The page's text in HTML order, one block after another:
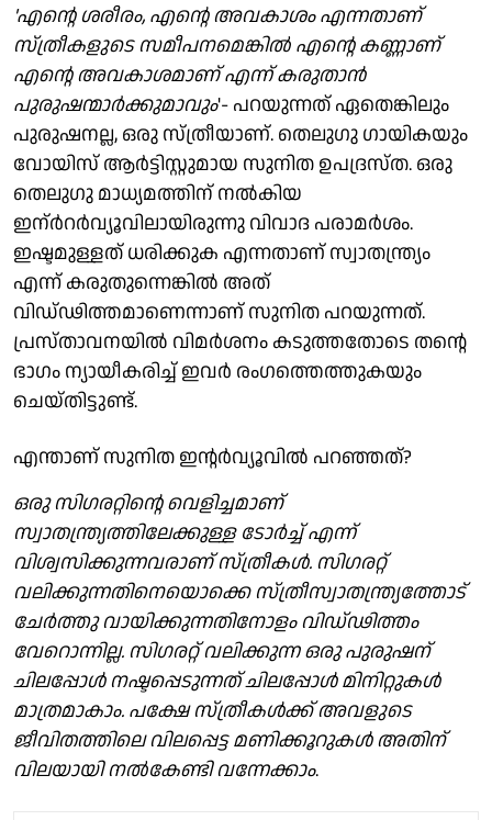
'എന്റെ ശരീരം, എന്റെ അവകാശം എന്നതാണ്
സ്ത്രീകളുടെ സമീപനമെങ്കിൽ എന്റെ കണ്ണാണ്
എന്റെ അവകാശമാണ് എന്ന് കരുതാൻ
പുരുഷന്മാർക്കുമാവും'- പറയുന്നത് ഏതെങ്കിലും
പുരുഷനല്ല, ഒരു സ്ത്രീയാണ്. തെലുഗു ഗായികയും
വോയിസ് ആർട്ടിസ്റ്റുമായ സുനിത ഉപദ്രസ്ത. ഒരു
തെലുഗു മാധ്യമത്തിന് നൽകിയ
ഇന്ർറർവ്യൂവിലായിരുന്നു വിവാദ പരാമർശം.
ഇഷ്ടമുള്ളത് ധരിക്കുക എന്നതാണ് സ്വാതന്ത്ര്യം
എന്ന് കരുതുന്നെങ്കിൽ അത്
വിഡ്ഢിത്തമാണെന്നാണ് സുനിത പറയുന്നത്.
പ്രസ്താവനയിൽ വിമർശനം കടുത്തതോടെ തന്റെ
ഭാഗം ന്യായീകരിച്ച് ഇവർ രംഗത്തെത്തുകയും
ചെയ്തിട്ടുണ്ട്.
എന്താണ് സുനിത ഇന്റർവ്യൂവിൽ പറഞ്ഞത്?
ഒരു സിഗരറ്റിന്റെ വെളിച്ചമാണ്
സ്വാതന്ത്ര്യത്തിലേക്കുള്ള ടോർച്ച് എന്ന്
വിശ്വസിക്കുന്നവരാണ് സ്ത്രീകൾ. സിഗരറ്റ്
വലിക്കുന്നതിനെയൊക്കെ സ്ത്രീസ്വാതന്ത്ര്യത്തോട്
ചേർത്തു വായിക്കുന്നതിനോളം വിഡ്ഢിത്തം
വേറൊന്നില്ല. സിഗരറ്റ് വലിക്കുന്ന ഒരു പുരുഷന്
ചിലപ്പോൾ നഷ്ടപ്പെടുന്നത് ചിലപ്പോൾ മിനിറ്റുകൾ
മാത്രമാകാം. പക്ഷേ സ്ത്രീകൾക്ക് അവളുടെ
ജീവിതത്തിലെ വിലപ്പെട്ട മണിക്കൂറുകൾ അതിന്
വിലയായി നൽകേണ്ടി വന്നേക്കാം.